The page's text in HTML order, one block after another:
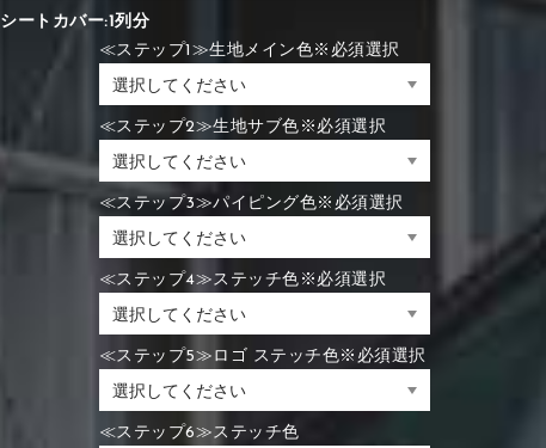
シートカバー:1列分
≪ステップ1≫生地メイン色※必須選択
≪ステップ2≫生地サブ色※必須選択
≪ステップ3≫パイピング色※必須選択
≪ステップ4≫ステッチ色※必須選択
≪ステップ5≫ロゴ ステッチ色※必須選択
≪ステップ6≫ステッチ色